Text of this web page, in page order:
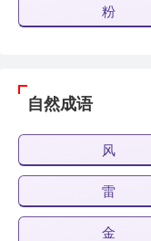
粉
自然成语
风
雷
金